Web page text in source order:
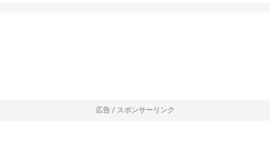
広告 / スポンサーリンク